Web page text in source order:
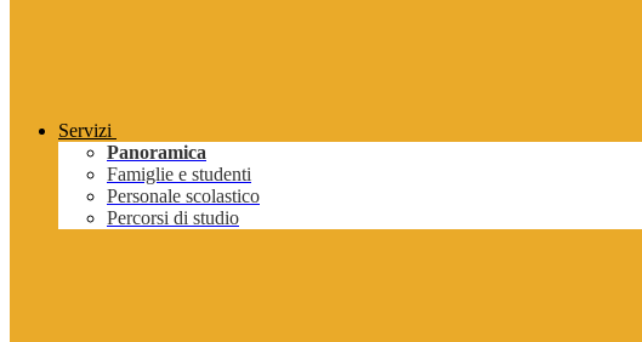
Servizi
Panoramica
Famiglie e studenti
Personale scolastico
Percorsi di studio